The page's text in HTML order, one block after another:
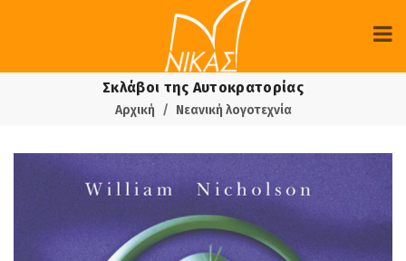
Σκλάβοι της Αυτοκρατορίας
Αρχική Νεανική λογοτεχνία